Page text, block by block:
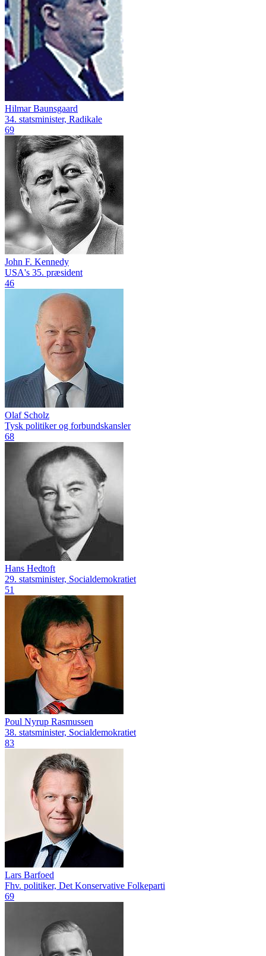
Hilmar Baunsgaard
34. statsminister, Radikale
69
John F. Kennedy
USA's 35. præsident
46
Olaf Scholz
Tysk politiker og forbundskansler
68
Hans Hedtoft
29. statsminister, Socialdemokratiet
51
Poul Nyrup Rasmussen
38. statsminister, Socialdemokratiet
83
Lars Barfoed
Fhv. politiker, Det Konservative Folkeparti
69